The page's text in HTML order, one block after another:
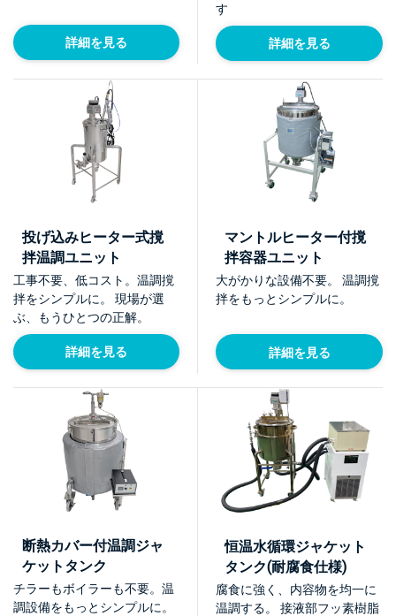
詳細を見る
す
詳細を見る
投げ込みヒーター式撹
拌温調ユニット
工事不要、低コスト。温調撹
拌をシンプルに。 現場が選
ぶ、もうひとつの正解。
詳細を見る
マントルヒーター付撹
拌容器ユニット
大がかりな設備不要。 温調撹
拌をもっとシンプルに。
詳細を見る
断熱カバー付温調ジャ
ケットタンク
チラーもボイラーも不要。温
調設備をもっとシンプルに。
恒温水循環ジャケット
タンク(耐腐食仕様)
腐食に強く、内容物を均一に
温調する。 接液部フッ素樹脂